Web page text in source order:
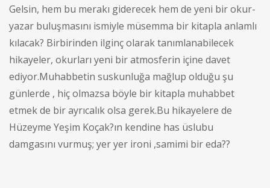
Gelsin, hem bu merakı giderecek hem de yeni bir okur-
yazar buluşmasını ismiyle müsemma bir kitapla anlamlı
kılacak? Birbirinden ilginç olarak tanımlanabilecek
hikayeler, okurları yeni bir atmosferin içine davet
ediyor.Muhabbetin suskunluğa mağlup olduğu şu
günlerde , hiç olmazsa böyle bir kitapla muhabbet
etmek de bir ayrıcalık olsa gerek.Bu hikayelere de
Hüzeyme Yeşim Koçak?ın kendine has üslubu
damgasını vurmuş; yer yer ironi ,samimi bir eda??